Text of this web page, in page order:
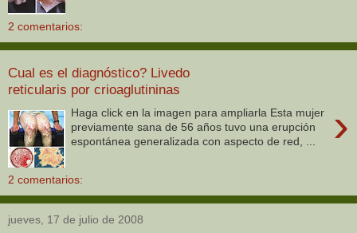
2 comentarios:
Cual es el diagnóstico? Livedo
reticularis por crioaglutininas
›
Haga click en la imagen para ampliarla Esta mujer
previamente sana de 56 años tuvo una erupción
espontánea generalizada con aspecto de red, ...
2 comentarios:
jueves, 17 de julio de 2008